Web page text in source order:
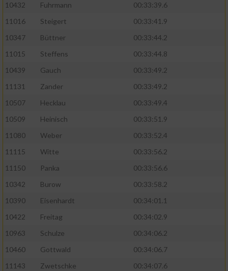
10432
Fuhrmann
00:33:39.6
11016
Steigert
00:33:41.9
10347
Büttner
00:33:44.2
11015
Steffens
00:33:44.8
10439
Gauch
00:33:49.2
11131
Zander
00:33:49.2
10507
Hecklau
00:33:49.4
10509
Heinisch
00:33:51.9
11080
Weber
00:33:52.4
11115
Witte
00:33:56.2
11150
Panka
00:33:56.6
10342
Burow
00:33:58.2
10390
Eisenhardt
00:34:01.1
10422
Freitag
00:34:02.9
10963
Schulze
00:34:06.2
10460
Gottwald
00:34:06.7
11143
Zwetschke
00:34:07.6